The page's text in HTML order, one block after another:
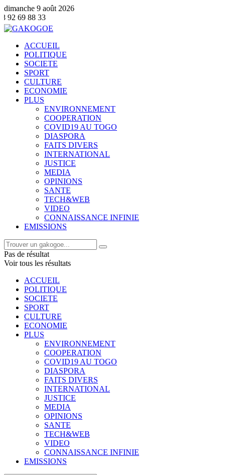
dimanche 9 août 2026
ACCUEIL
POLITIQUE
SOCIETE
SPORT
CULTURE
ECONOMIE
PLUS
ENVIRONNEMENT
COOPERATION
COVID19 AU TOGO
DIASPORA
FAITS DIVERS
INTERNATIONAL
JUSTICE
MEDIA
OPINIONS
SANTE
TECH&WEB
VIDEO
CONNAISSANCE INFINIE
EMISSIONS
Pas de résultat
Voir tous les résultats
ACCUEIL
POLITIQUE
SOCIETE
SPORT
CULTURE
ECONOMIE
PLUS
ENVIRONNEMENT
COOPERATION
COVID19 AU TOGO
DIASPORA
FAITS DIVERS
INTERNATIONAL
JUSTICE
MEDIA
OPINIONS
SANTE
TECH&WEB
VIDEO
CONNAISSANCE INFINIE
EMISSIONS